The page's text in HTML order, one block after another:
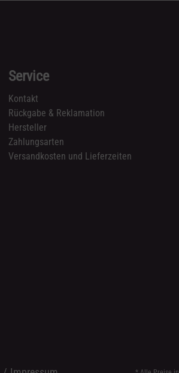
Service
Kontakt
Rückgabe & Reklamation
Hersteller
Zahlungsarten
Versandkosten und Lieferzeiten